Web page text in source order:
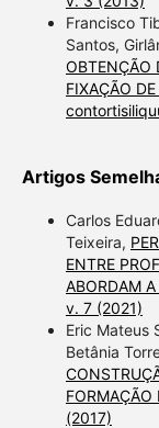
Francisco
Santos,
OBTENÇÃO
FIXAÇÃO
Artigos
Carlos
Teixeira,
ENTRE
ABORDAM
v. 7 (2021)
Eric Mateus
Betânia
FORMAÇÃO
(2017)